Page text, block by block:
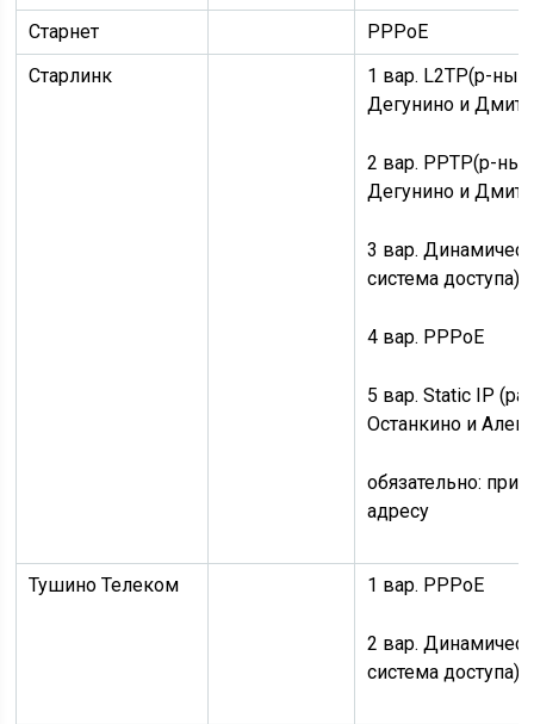
Старнет
PPPoE
Старлинк
1 вар. L2TP(р-ны
Дегунино и
2 вар. PPTP(р-ны
Дегунино и
3 вар.
система доступа)
4 вар. PPPoE
5 вар.Static IP
Останкино и
обязательно:
адресу
Тушино Телеком 1 вар. PPPoE
2 вар.
система доступа)